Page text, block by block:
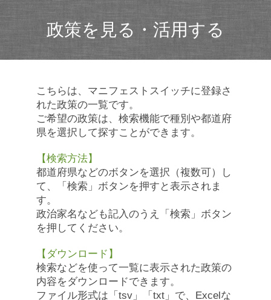
政策を見る・活用する
こちらは、マニフェストスイッチに登録さ
れた政策の一覧です。
ご希望の政策は、検索機能で種別や都道府
県を選択して探すことができます。
【検索方法】
都道府県などのボタンを選択（複数可）し
て、「検索」ボタンを押すと表示されま
す。
政治家名なども記入のうえ「検索」ボタン
を押してください。
【ダウンロード】
検索などを使って一覧に表示された政策の
内容をダウンロードできます。
ファイル形式は「tsv」「txt」で、Excelな